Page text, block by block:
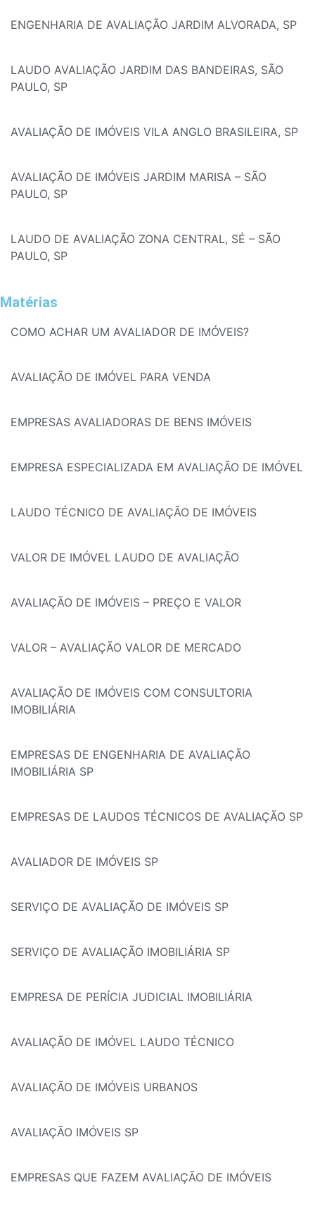
ENGENHARIA DE AVALIAÇÃO JARDIM ALVORADA, SP
LAUDO AVALIAÇÃO JARDIM DAS BANDEIRAS, SÃO
PAULO, SP
AVALIAÇÃO DE IMÓVEIS VILA ANGLO BRASILEIRA, SP
AVALIAÇÃO DE IMÓVEIS JARDIM MARISA – SÃO
PAULO, SP
LAUDO DE AVALIAÇÃO ZONA CENTRAL, SÉ – SÃO
PAULO, SP
Matérias
COMO ACHAR UM AVALIADOR DE IMÓVEIS?
AVALIAÇÃO DE IMÓVEL PARA VENDA
EMPRESAS AVALIADORAS DE BENS IMÓVEIS
EMPRESA ESPECIALIZADA EM AVALIAÇÃO DE IMÓVEL
LAUDO TÉCNICO DE AVALIAÇÃO DE IMÓVEIS
VALOR DE IMÓVEL LAUDO DE AVALIAÇÃO
AVALIAÇÃO DE IMÓVEIS – PREÇO E VALOR
VALOR – AVALIAÇÃO VALOR DE MERCADO
AVALIAÇÃO DE IMÓVEIS COM CONSULTORIA
IMOBILIÁRIA
EMPRESAS DE ENGENHARIA DE AVALIAÇÃO
IMOBILIÁRIA SP
EMPRESAS DE LAUDOS TÉCNICOS DE AVALIAÇÃO SP
AVALIADOR DE IMÓVEIS SP
SERVIÇO DE AVALIAÇÃO DE IMÓVEIS SP
SERVIÇO DE AVALIAÇÃO IMOBILIÁRIA SP
EMPRESA DE PERÍCIA JUDICIAL IMOBILIÁRIA
AVALIAÇÃO DE IMÓVEL LAUDO TÉCNICO
AVALIAÇÃO DE IMÓVEIS URBANOS
AVALIAÇÃO IMÓVEIS SP
EMPRESAS QUE FAZEM AVALIAÇÃO DE IMÓVEIS